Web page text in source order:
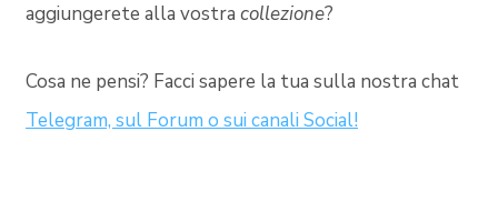
aggiungerete alla vostra collezione?
Cosa ne pensi? Facci sapere la tua sulla nostra chat
Telegram, sul Forum o sui canali Social!